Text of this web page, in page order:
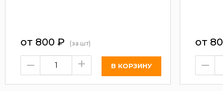
от 800 ₽ (за шт)
– +
от
–